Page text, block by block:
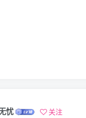
忧 关注